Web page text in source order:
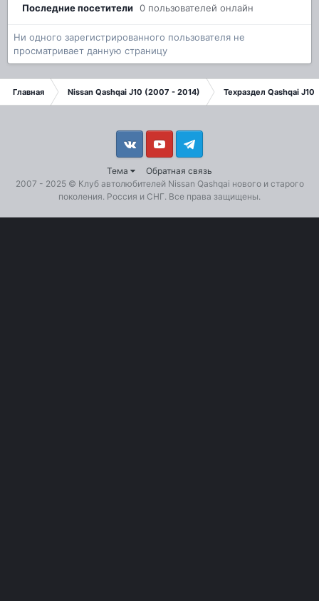
Последние посетители 0 пользователей онлайн
Ни одного зарегистрированного пользователя не
просматривает данную страницу
Главная Nissan Qashqai J10 (2007 - 2014) Техраздел Qashqai J10
Тема Обратная связь
VkontakteYouTube Telegram
2007 - 2025 © Клуб автолюбителей Nissan Qashqai нового и старого
поколения. Россия и СНГ. Все права защищены.